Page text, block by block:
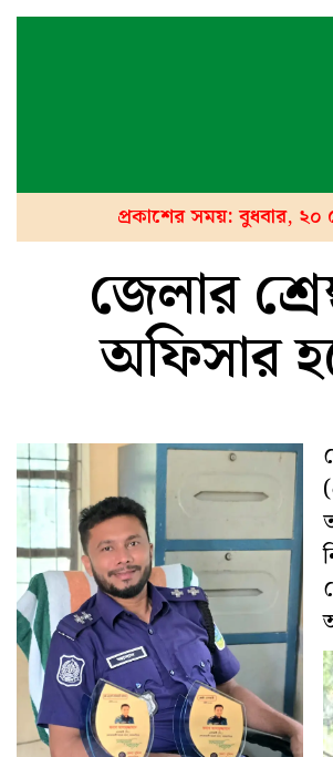
প্রকাশের সময়: বুধবার,
জেলার
অফিসার